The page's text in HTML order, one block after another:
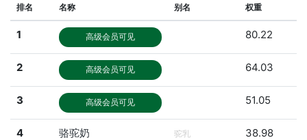
排名 名称 别名 权重
1 高级会员可见 80.22
2 高级会员可见 64.03
3 高级会员可见 51.05
4 骆驼奶 驼乳 38.98